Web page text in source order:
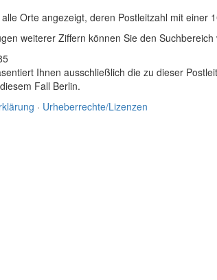
alle Orte angezeigt, deren Postleitzahl mit einer
weiterer Ziffern können Sie den
Ihnen ausschließlich die zu dieser
Fall Berlin.
· Urheberrechte/Lizenzen